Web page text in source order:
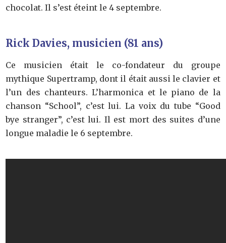
chocolat. Il s’est éteint le 4 septembre.
Rick Davies, musicien (81 ans)
Ce musicien était le co-fondateur du groupe
mythique Supertramp, dont il était aussi le clavier et
l’un des chanteurs. L’harmonica et le piano de la
chanson “School”, c’est lui. La voix du tube “Good
bye stranger”, c’est lui. Il est mort des suites d’une
longue maladie le 6 septembre.